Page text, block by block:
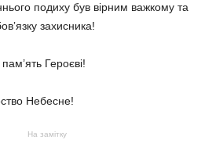
подиху був вірним важкому та
захисника!
Героєві!
Небесне!
На замітку